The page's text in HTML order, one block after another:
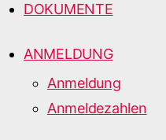
DOKUMENTE
ANMELDUNG
Anmeldung
Anmeldezahlen